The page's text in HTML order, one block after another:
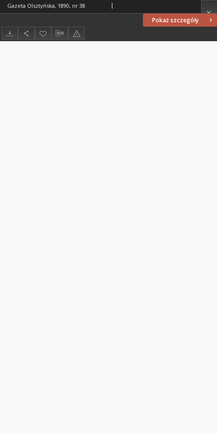
Pokaż szczegóły
Gazeta Olsztyńska, 1890, nr 38